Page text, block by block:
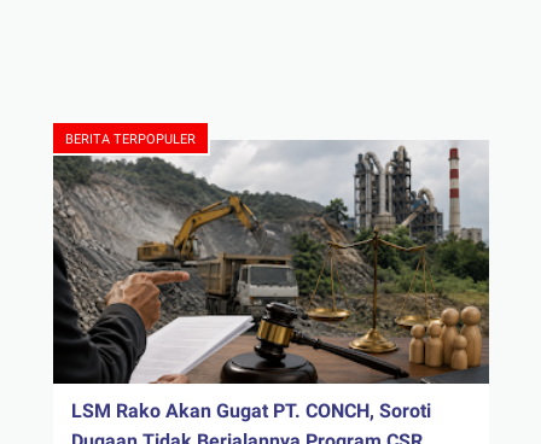
BERITA TERPOPULER
LSM Rako Akan Gugat PT. CONCH, Soroti